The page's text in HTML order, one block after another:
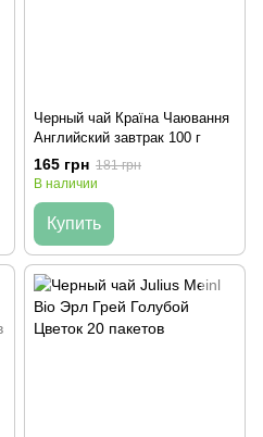
Черный чай Країна Чаювання
Английский завтрак 100 г
165 грн 181 грн
В наличии
Купить